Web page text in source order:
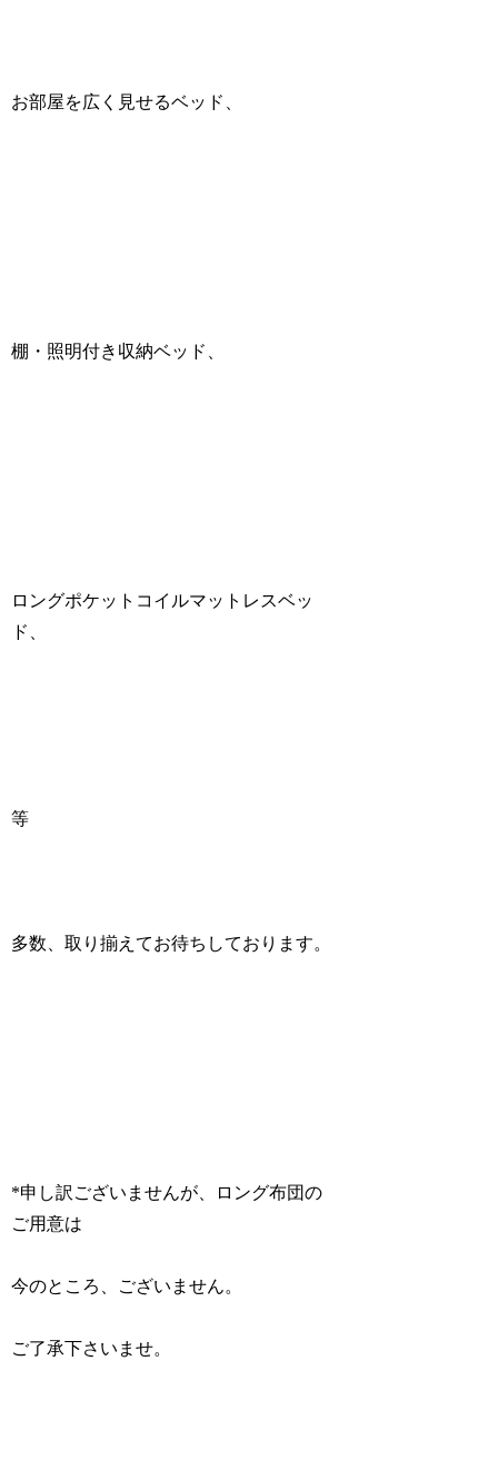
お部屋を広く見せるベッド、
棚・照明付き収納ベッド、
ロングポケットコイルマットレスベッ
ド、
等
多数、取り揃えてお待ちしております。
*申し訳ございませんが、ロング布団の
ご用意は
今のところ、ございません。
ご了承下さいませ。